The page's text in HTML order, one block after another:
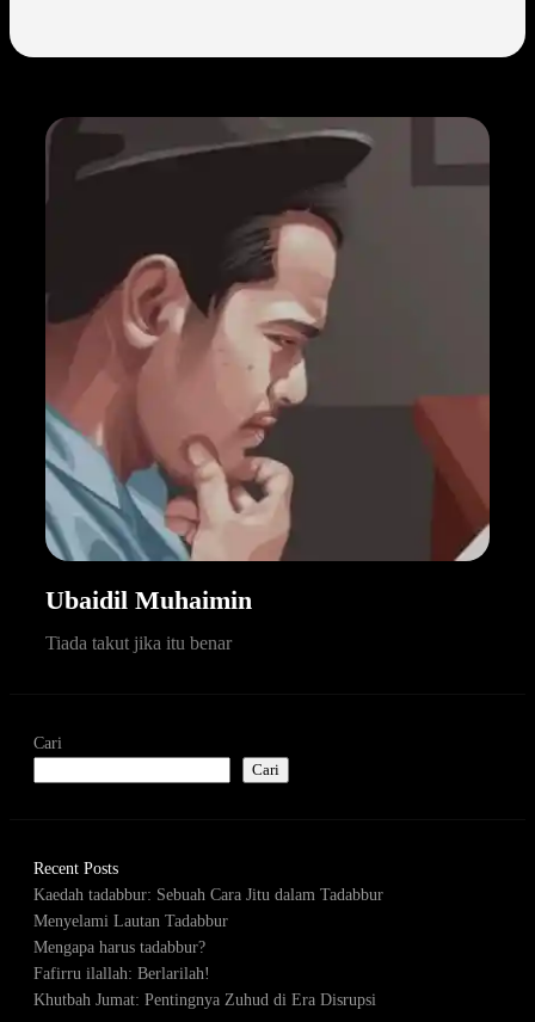
Ubaidil Muhaimin
Tiada takut jika itu benar
Cari
Cari
Recent Posts
Kaedah tadabbur: Sebuah Cara Jitu dalam Tadabbur
Menyelami Lautan Tadabbur
Mengapa harus tadabbur?
Fafirru ilallah: Berlarilah!
Khutbah Jumat: Pentingnya Zuhud di Era Disrupsi